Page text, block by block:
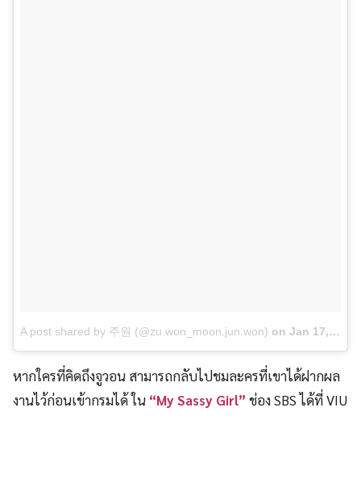
A post shared by 주원 (@zu.won_moon.jun.won) on Jan 17, 2018 at 12:23am PST
หากใครที่คิดถึงจูวอน สามารถกลับไปชมละครที่เขาได้ฝากผล
งานไว้ก่อนเข้ากรมได้ ใน “My Sassy Girl” ช่อง SBS ได้ที่ VIU